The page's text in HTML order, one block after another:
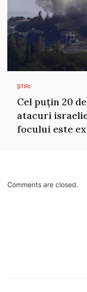
ȘTIRI
Cel puțin 20
atacuri
focului este
Comments are closed.